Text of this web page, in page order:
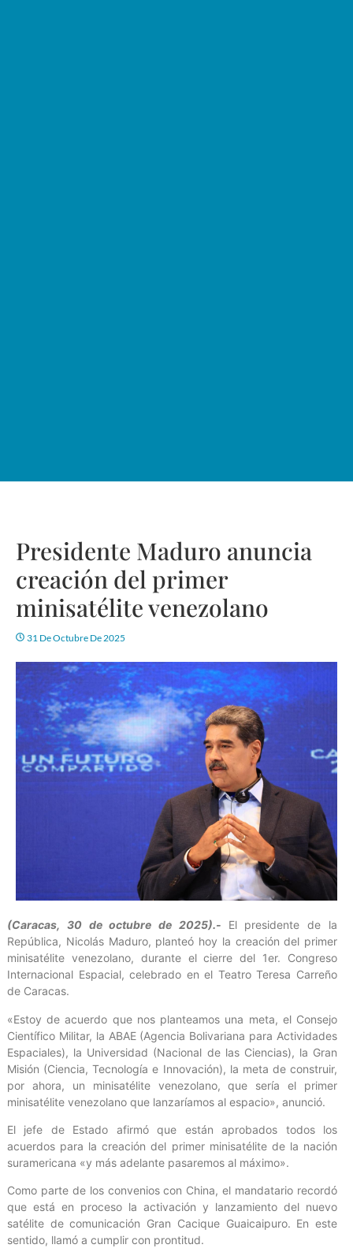
Presidente Maduro anuncia
creación del primer
minisatélite venezolano
31 De Octubre De 2025
(Caracas, 30 de octubre de 2025).- El presidente de la
República, Nicolás Maduro, planteó hoy la creación del primer
minisatélite venezolano, durante el cierre del 1er. Congreso
Internacional Espacial, celebrado en el Teatro Teresa Carreño
de Caracas.
«Estoy de acuerdo que nos planteamos una meta, el Consejo
Científico Militar, la ABAE (Agencia Bolivariana para Actividades
Espaciales), la Universidad (Nacional de las Ciencias), la Gran
Misión (Ciencia, Tecnología e Innovación), la meta de construir,
por ahora, un minisatélite venezolano, que sería el primer
minisatélite venezolano que lanzaríamos al espacio», anunció.
El jefe de Estado afirmó que están aprobados todos los
acuerdos para la creación del primer minisatélite de la nación
suramericana «y más adelante pasaremos al máximo».
Como parte de los convenios con China, el mandatario recordó
que está en proceso la activación y lanzamiento del nuevo
satélite de comunicación Gran Cacique Guaicaipuro. En este
sentido, llamó a cumplir con prontitud.